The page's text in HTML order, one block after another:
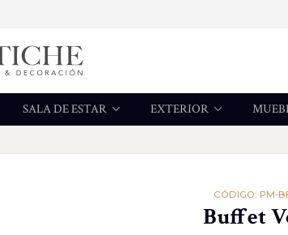
SALA DE ESTAR EXTERIOR
CÓDIGO: PM-
Buffet